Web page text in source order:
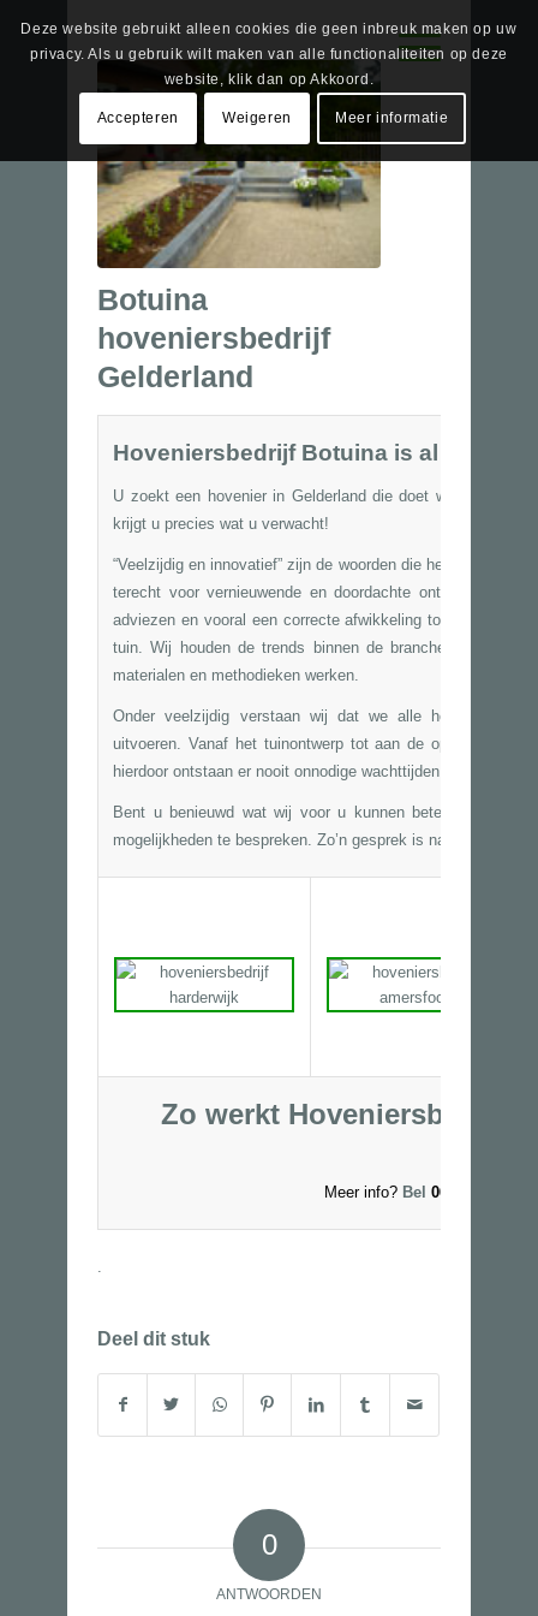
Botuina
hoveniersbedrijf
Gelderland
Hoveniersbedrijf Botuina is al meer
U zoekt een hovenier in Gelderland die doet wat er wordt
krijgt u precies wat u verwacht!
“Veelzijdig en innovatief” zijn de woorden die het beste bij
terecht voor vernieuwende en doordachte ontwerpen van
adviezen en vooral een correcte afwikkeling tot en met de
tuin. Wij houden de trends binnen de branche
materialen en methodieken werken.
Onder veelzijdig verstaan wij dat we alle
uitvoeren. Vanaf het tuinontwerptot aan de oplevering
hierdoor ontstaan er nooit onnodige wachttijden op diensten
Bent u benieuwd wat wij voor u kunnen betekenen?
mogelijkheden te bespreken. Zo’n gesprek is natuurlijk
Zo werkt Hoveniersbedrijf
Meer info? Bel 06-53250327
Deel dit stuk
0
ANTWOORDEN
Deze website gebruikt alleen cookies die geen inbreuk maken op uw
privacy. Als u gebruik wilt maken van alle functionaliteiten op deze
website, klik dan op Akkoord.
Accepteren Weigeren Meer informatie